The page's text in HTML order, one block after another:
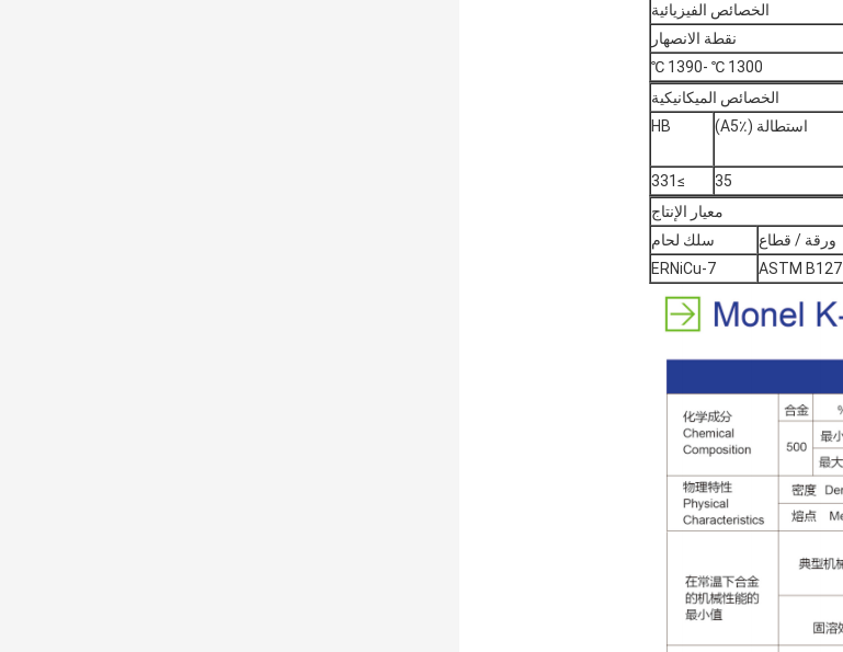
الخصائص الفيزيائية
نقطة الانصهار
1300 ℃ -1390 ℃
الخصائص الميكانيكية
استطالة (A5٪) HB
35
≥331
معيار الإنتاج
ورقة / قطاع
سلك لحام
ASTM B127
ERNiCu-7